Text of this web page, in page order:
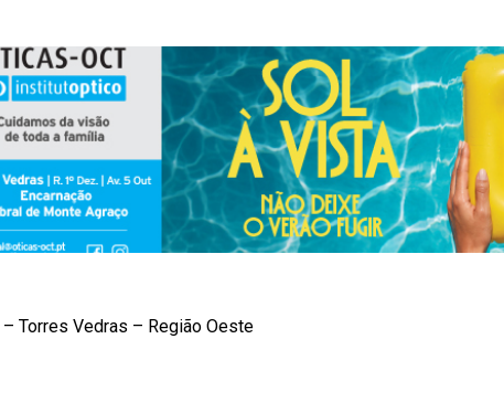
– Torres Vedras – Região Oeste